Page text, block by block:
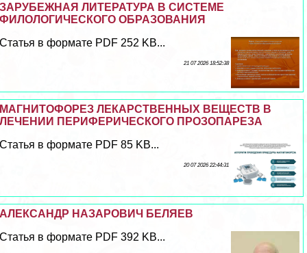
ЗАРУБЕЖНАЯ ЛИТЕРАТУРА В СИСТЕМЕ
ФИЛОЛОГИЧЕСКОГО ОБРАЗОВАНИЯ
Статья в формате PDF 252 KB...
21 07 2026 18:52:38
МАГНИТОФОРЕЗ ЛЕКАРСТВЕННЫХ ВЕЩЕСТВ В
ЛЕЧЕНИИ ПЕРИФЕРИЧЕСКОГО ПРОЗОПАРЕЗА
Статья в формате PDF 85 KB...
20 07 2026 22:44:31
АЛЕКСАНДР НАЗАРОВИЧ БЕЛЯЕВ
Статья в формате PDF 392 KB...